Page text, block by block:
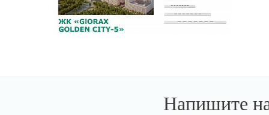
Напишите